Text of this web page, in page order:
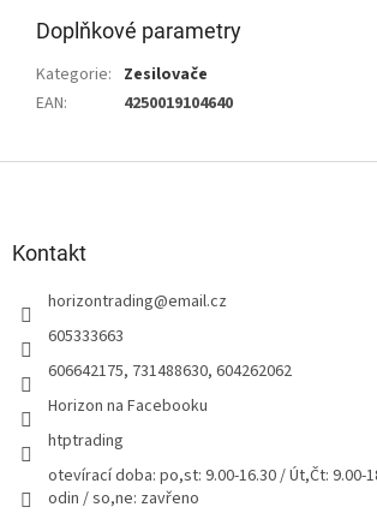
Doplňkové parametry
Kategorie: Zesilovače
EAN: 4250019104640
Kontakt
horizontrading@email.cz
605333663
606642175, 731488630, 604262062
Horizon na Facebooku
htptrading
otevírací doba: po,st: 9.00-16.30 / Út,Čt: 9.00-
odin / so,ne: zavřeno